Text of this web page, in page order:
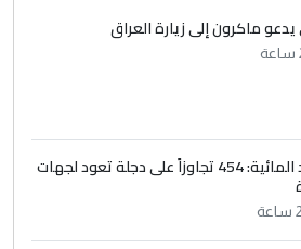
يدعو ماكرون إلى زيارة العراق
الموارد المائية: 454 تجاوزاً على دجلة تعود لجهات